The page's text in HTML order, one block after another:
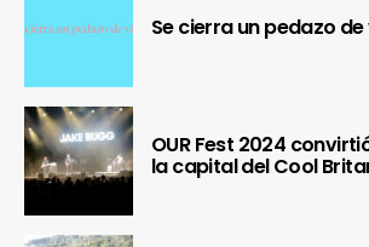
Se cierra un pedazo
OUR Fest 2024
la capital del Cool